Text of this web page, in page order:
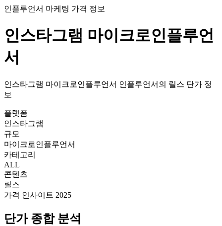
인플루언서 마케팅 가격 정보
인스타그램 마이크로인플루언
서
인스타그램 마이크로인플루언서 인플루언서의 릴스 단가 정
보
플랫폼
인스타그램
규모
마이크로인플루언서
카테고리
ALL
콘텐츠
릴스
가격 인사이트 2025
단가종합 분석